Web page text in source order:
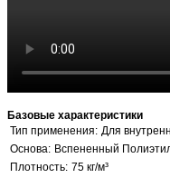
Базовые характеристики
Тип применения: Для
Основа: Вспененный
Плотность: 75 кг/м³